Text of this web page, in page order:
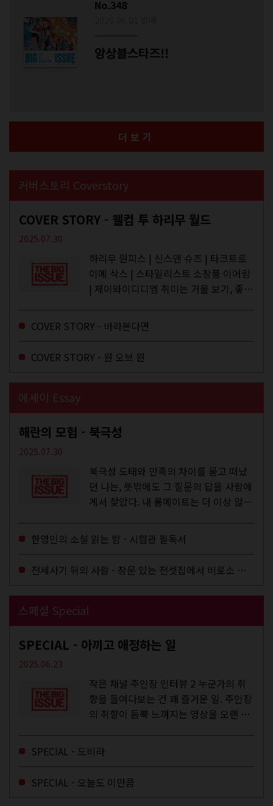
No.348
앙상블스타즈!!
더보기
커버스토리 Coverstory
COVER STORY - 웰컴 투 하리무 월드
2025.07.30
하리무 원피스 | 신스덴 슈즈 | 타크트로
이메 삭스 | 스타일리스트 소장품 이어링
| 제이와이디디엠 취미는 거울 보기, 좋아
주와...
COVER STORY - 바라본다면
COVER STORY - 원 오브 원
에세이 Essay
해란의 모험 - 북극성
2025.07.30
북극성 도태와 만족의 차이를 묻고 떠났
던 나는, 뜻밖에도 그 질문의 답을 사람에
게서 찾았다. 내 룸메이트는 더 이상 많은
한영인의 소설 읽는 밤 - 시험관 필독서
전세사기 뒤의 사람 - 창문 있는 전셋집에서 비로소 겨울 이불을 샀다
스페셜 Special
SPECIAL - 아끼고 애정하는 일
2025.06.23
작은 채널 주인장 인터뷰 2 누군가의 취
향을 들여다보는 건 꽤 즐거운 일. 주인장
의 취향이 듬뿍 느껴지는 영상을 오랜 시
에 스며드는 경험을 하기도 한다. 좀처럼
듣지 않던 장르의 노래를...
SPECIAL - 도비라
SPECIAL - 오늘도 이만큼